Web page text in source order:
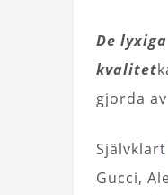
De
kvalitet
gjorda
Självklart
Gucci,